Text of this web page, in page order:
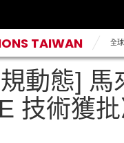
TAIWAN 全
動態] 馬
技術獲